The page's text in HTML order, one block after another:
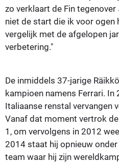
zo verklaart de Fin tegenover
niet de start die ik voor ogen
vergelijk met de afgelopen
verbetering."
De inmiddels 37-jarige
kampioen namens Ferrari.
Italiaanse renstal vervangen
Vanaf dat moment vertrok
1, om vervolgens in 2012
2014 staat hij opnieuw
team waar hij zijn